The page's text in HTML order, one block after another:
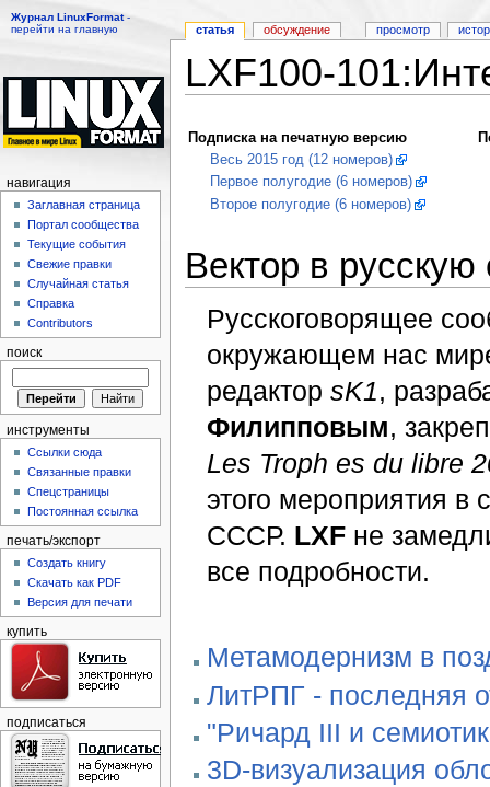
Журнал LinuxFormat-
перейти на главную
LXF100-
Подписка на печатную версию
Весь 2015 год (12 номеров)
Первое полугодие (6 номеров)
Второе полугодие (6 номеров)
Вектор в русскую
Русскоговорящее
окружающем нас
редактор sK1,
Филипповым,
Les Troph es du libre
этого мероприятия в
СССР. LXFне
все подробности.
Метамодернизм в
ЛитРПГ - последняя
"Ричард III и
3D-визуализация
статья обсуждение просмотр
навигация
Заглавная страница
Портал сообщества
Текущие события
Свежие правки
Случайная статья
Справка
Contributors
поиск
инструменты
Ссылки сюда
Связанные правки
Спецстраницы
Постоянная ссылка
печать/экспорт
Создать книгу
Скачать как PDF
Версия для печати
купить
подписаться